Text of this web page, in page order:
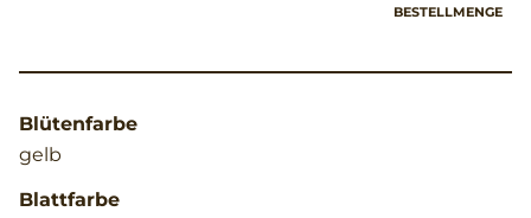
BESTELLMENGE
Blütenfarbe
gelb
Blattfarbe